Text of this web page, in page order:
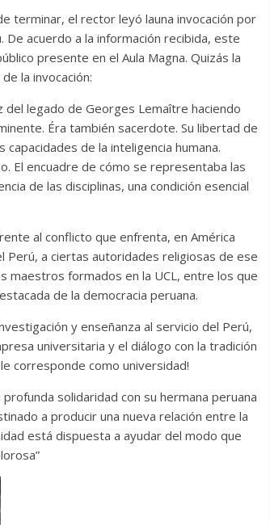
terminar, el rector leyó launa invocación por
De acuerdo a la información recibida, este
presente en el Aula Magna. Quizás la
la invocación:
del legado de Georges Lemaître haciendo
Éra también sacerdote. Su libertad de
de la inteligencia humana.
El encuadre de cómo se representaba las
de las disciplinas, una condición esencial
al conflicto que enfrenta, en América
Perú, a ciertas autoridades religiosas de ese
maestros formados en la UCL, entre los que
de la democracia peruana.
y enseñanza al servicio del Perú,
universitaria y el diálogo con la tradición
corresponde como universidad!
solidaridad con su hermana peruana
a producir una nueva relación entre la
está dispuesta a ayudar del modo que